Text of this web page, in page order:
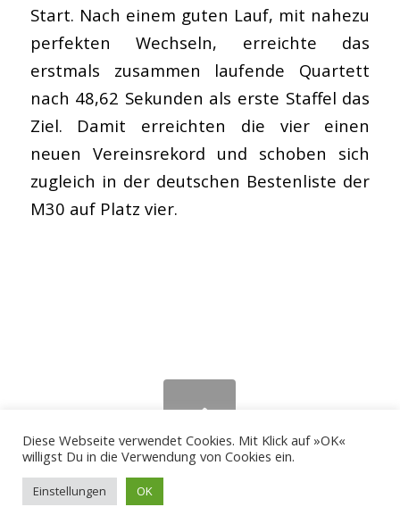
Start. Nach einem guten Lauf, mit nahezu
perfekten Wechseln, erreichte das
erstmals zusammen laufende Quartett
nach 48,62 Sekunden als erste Staffel das
Ziel. Damit erreichten die vier einen
neuen Vereinsrekord und schoben sich
zugleich in der deutschen Bestenliste der
M30 auf Platz vier.
LVN Blockmeisterschaften
Diese Webseite verwendet Cookies. Mit Klick auf »OK«
willigst Du in die Verwendung von Cookies ein.
Einstellungen OK